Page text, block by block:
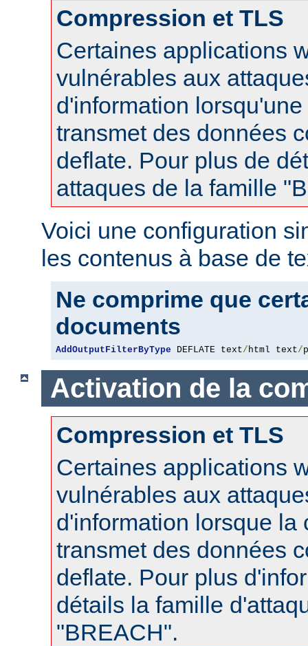
Compression et TLS
Certaines applications
vulnérables aux
d'information
transmet des données
deflate. Pour plus de
attaques de la famille
Voici une configuration
les contenus à base de
Ne comprime que
documents
AddOutputFilterByType DEFLATE text/html text/
Activation de la
Compression et TLS
Certaines applications
vulnérables aux
d'information lorsque la
transmet des données
deflate. Pour plus
détails la famille
"BREACH".